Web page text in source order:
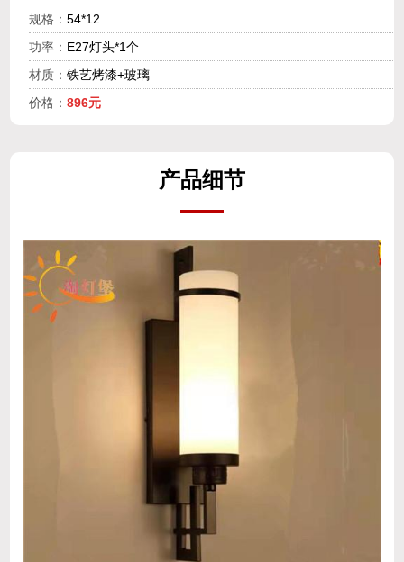
规格： 54*12
功率： E27灯头*1个
材质： 铁艺烤漆+玻璃
价格： 896元
产品细节